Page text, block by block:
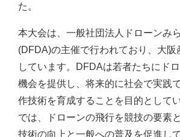
働きやすさへの取り組み
採用情報
新着情報
た。
本大会は、一般社団法人ドローンみ
(DFDA)の主催で行われており、大阪
しています。DFDAは若者たちにド
機会を提供し、将来的に社会で実践
作技術を育成することを目的として
では、ドローンの飛行を競技の要素
技術の向上と一般への普及を促進し